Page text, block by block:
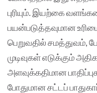
புரியும். இயற்கை
பயன்படுத்தவுமான
பெறுவதில் சமத்துவம்,
முடிவுகள் எடுக்கும்
அளவுக்கதிமான
போதுமான சட்டப்